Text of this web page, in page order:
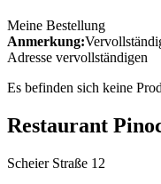
Meine Bestellung
Anmerkung:
Adresse vervollständigen
Es befinden sich keine
Restaurant
Scheier Straße 12